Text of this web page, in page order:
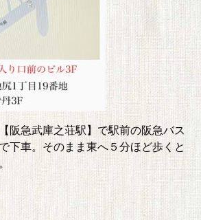
阪急武庫之荘駅】で駅前の阪急バス
下車。そのまま東へ５分ほど歩くと